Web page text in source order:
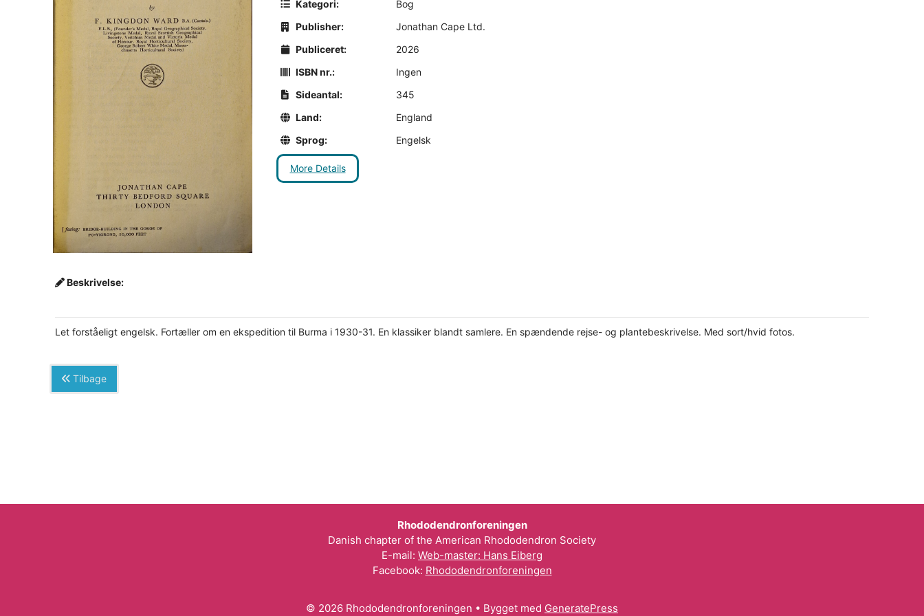
Kategori:
Bog
Publisher:
Jonathan Cape Ltd.
Publiceret:
2026
ISBN nr.:
Ingen
Sideantal:
345
Land:
England
Sprog:
Engelsk
More Details
Beskrivelse:
Let forståeligt engelsk. Fortæller om en ekspedition til Burma i 1930-31. En klassiker blandt samlere. En spændende rejse- og plantebeskrivelse. Med sort/hvid fotos.
Tilbage
Rhododendronforeningen
Danish chapter of the American Rhododendron Society
E-mail: Web-master: Hans Eiberg
Facebook: Rhododendronforeningen
© 2026 Rhododendronforeningen • Bygget med GeneratePress